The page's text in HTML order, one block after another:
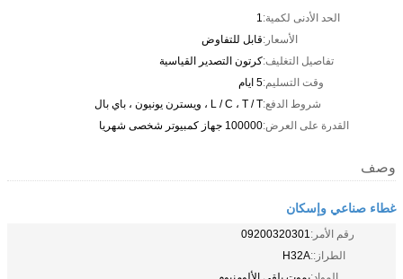
الحد الأدنى لكمية:1
الأسعار:قابل للتفاوض
تفاصيل التغليف:كرتون التصدير القياسية
وقت التسليم:5 ايام
شروط الدفع:L / C ، T / T ، ويسترن يونيون ، باي بال
القدرة على العرض:100000 جهاز كمبيوتر شخصى شهريا
وصف
غطاء صناعي وإسكان
رقم الأمر:09200320301
الطراز::H32A